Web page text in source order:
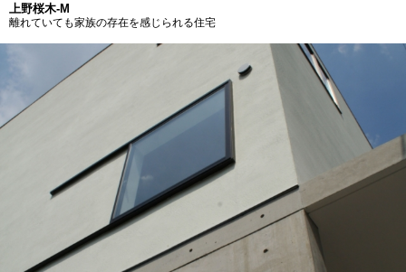
上野桜木-M
離れていても家族の存在を感じられる住宅